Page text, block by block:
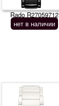
Rado R27059712
нет в наличии